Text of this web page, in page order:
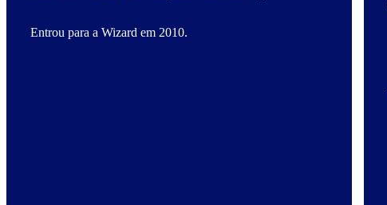
Entrou para a Wizard em 2010.